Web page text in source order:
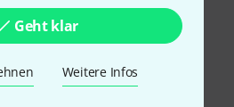
Geht klar
Weitere Infos